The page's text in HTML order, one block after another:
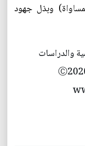
وبذل جهود
والدراسات